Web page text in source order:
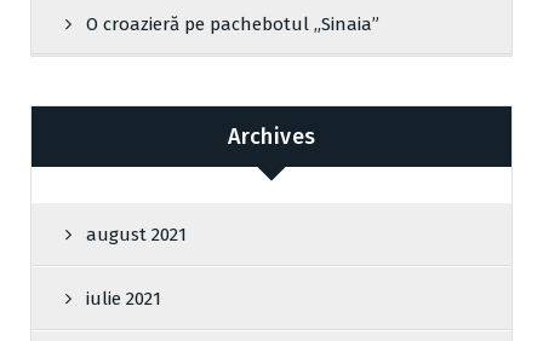
O croazieră pe pachebotul „Sinaia”
Archives
august 2021
iulie 2021